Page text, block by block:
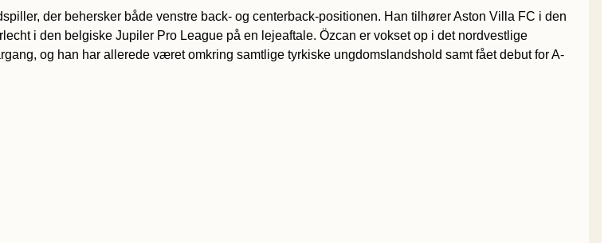
der behersker både venstre back- og centerback-positionen. Han tilhører Aston Villa FC i den
i den belgiske Jupiler Pro League på en lejeaftale. Özcan er vokset op i det nordvestlige
og han har allerede været omkring samtlige tyrkiske ungdomslandshold samt fået debut for A-